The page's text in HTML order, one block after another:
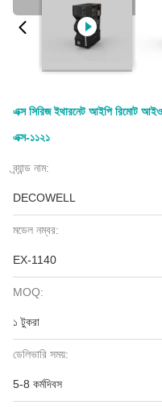
এক্স সিরিজ ইথারনেট আইপি রিমোট
এক্স-১১২১
ব্র্যান্ড নাম:
DECOWELL
মডেল নম্বর:
EX-1140
MOQ:
১ টুকরা
ডেলিভারি সময়:
5-8 কর্মদিবস